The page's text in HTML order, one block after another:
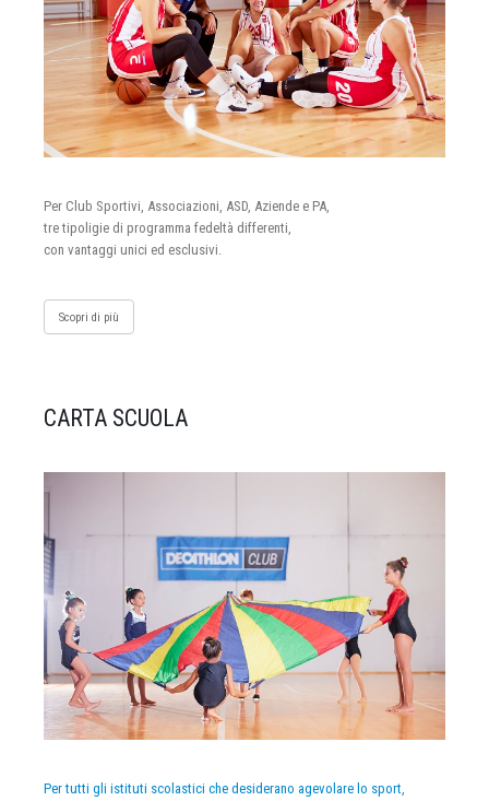
Per Club Sportivi, Associazioni, ASD, Aziende e PA,
tre tipoligie di programma fedeltà differenti,
con vantaggi unici ed esclusivi.
Scopri di più
CARTA SCUOLA
Per tutti gli istituti scolastici che desiderano agevolare lo sport,